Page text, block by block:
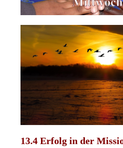
13.4 Erfolg in der